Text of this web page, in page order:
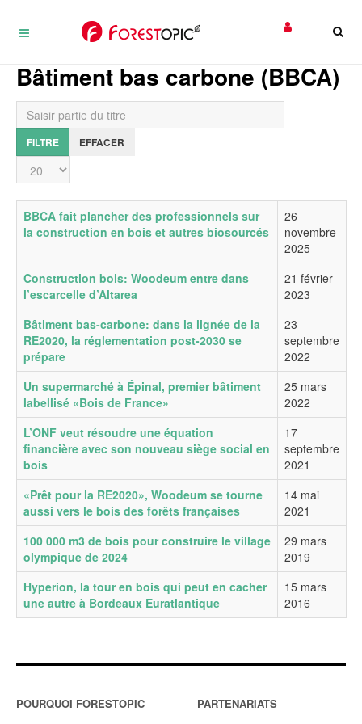
Bâtiment bas carbone (BBCA)
Saisir partie du titre
FILTRE EFFACER
Affichage #
Titre Date de publication
BBCA fait plancher des professionnels sur
la construction en bois et autres biosourcés
26
novembre
2025
Construction bois: Woodeum entre dans
l’escarcelle d’Altarea
21 février
2023
Bâtiment bas-carbone: dans la lignée de la
RE2020, la réglementation post-2030 se
prépare
23
septembre
2022
Un supermarché à Épinal, premier bâtiment
labellisé «Bois de France»
25 mars
2022
L’ONF veut résoudre une équation
financière avec son nouveau siège social en
bois
17
septembre
2021
«Prêt pour la RE2020», Woodeum se tourne
aussi vers le bois des forêts françaises
14 mai
2021
100 000 m3 de bois pour construire le village
olympique de 2024
29 mars
2019
Hyperion, la tour en bois qui peut en cacher
une autre à Bordeaux Euratlantique
15 mars
2016
POURQUOI FORESTOPIC PARTENARIATS